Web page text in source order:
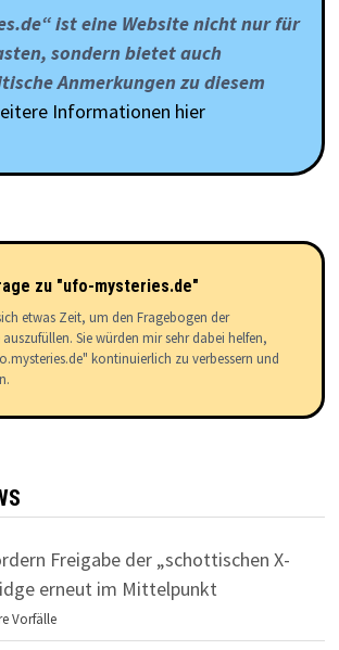
ist eine Website nicht nur für
sondern bietet auch
Anmerkungen zu diesem
Informationen hier
zu "ufo-mysteries.de"
etwas Zeit, um den Fragebogen der
Sie würden mir sehr dabei helfen,
kontinuierlich zu verbessern und
Freigabe der „schottischen X-
erneut im Mittelpunkt
Vorfälle